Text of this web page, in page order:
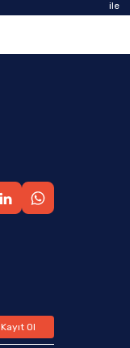
Kayıt Ol